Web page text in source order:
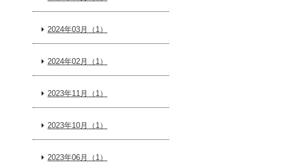
2024年03月（1）
2024年02月（1）
2023年11月（1）
2023年10月（1）
2023年06月（1）